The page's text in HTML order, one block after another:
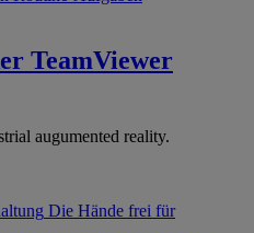
TeamViewer
augumented reality.
Die Hände frei für